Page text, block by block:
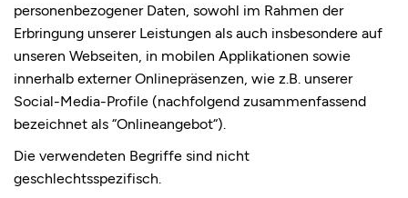
PRODUCTS
idea®
Magnos®
Magnos-App
personenbezogener Daten, sowohl im Rahmen der
Erbringung unserer Leistungen als auch insbesondere auf
unseren Webseiten, in mobilen Applikationen sowie
innerhalb externer Onlinepräsenzen, wie z.B. unserer
Social-Media-Profile (nachfolgend zusammenfassend
bezeichnet als “Onlineangebot“).
Die verwendeten Begriffe sind nicht
geschlechtsspezifisch.